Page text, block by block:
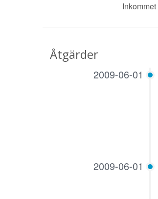
Inkommet
Åtgärder
2009-06-01
2009-06-01